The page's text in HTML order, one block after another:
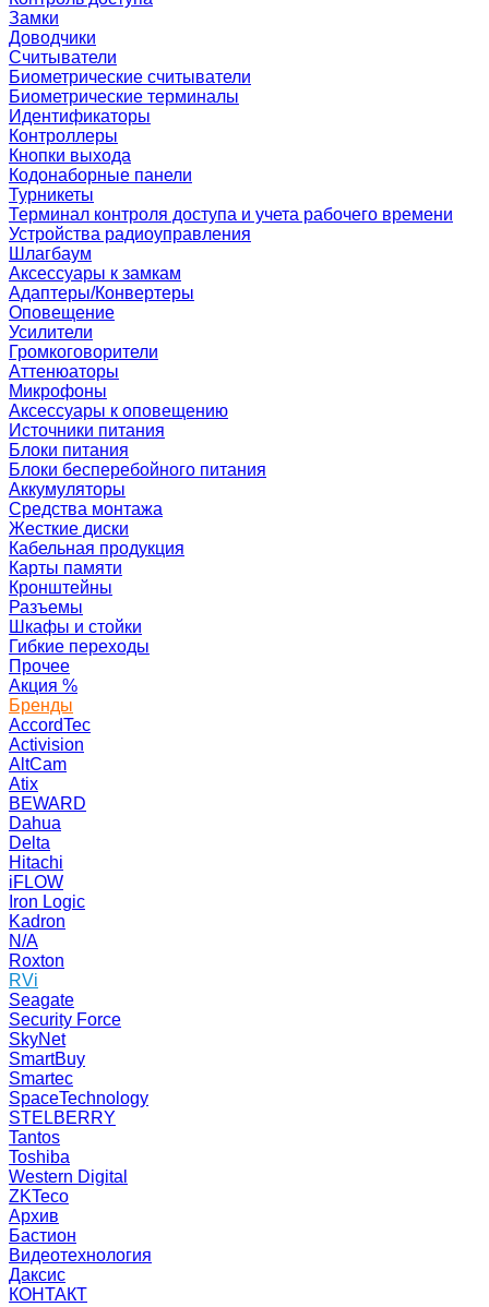
Замки
Доводчики
Считыватели
Биометрические считыватели
Биометрические терминалы
Идентификаторы
Контроллеры
Кнопки выхода
Кодонаборные панели
Турникеты
Терминал контроля доступа и учета рабочего времени
Устройства радиоуправления
Шлагбаум
Аксессуары к замкам
Адаптеры/Конвертеры
Оповещение
Усилители
Громкоговорители
Аттенюаторы
Микрофоны
Аксессуары к оповещению
Источники питания
Блоки питания
Блоки бесперебойного питания
Аккумуляторы
Средства монтажа
Жесткие диски
Кабельная продукция
Карты памяти
Кронштейны
Разъемы
Шкафы и стойки
Гибкие переходы
Прочее
Акция %
Бренды
AccordTec
Activision
AltCam
Atix
BEWARD
Dahua
Delta
Hitachi
iFLOW
Iron Logic
Kadron
N/A
Roxton
RVi
Seagate
Security Force
SkyNet
SmartBuy
Smartec
SpaceTechnology
STELBERRY
Tantos
Toshiba
Western Digital
ZKTeco
Архив
Бастион
Видеотехнология
Даксис
КОНТАКТ